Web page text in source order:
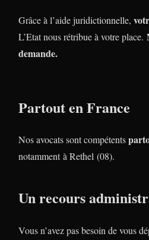
Grâce à l’aide juridictionnelle,
L’Etat nous rétribue à votre place.
demande.
Partout en France
Nos avocats sont compétents
notamment à Rethel (08).
Un recours
Vous n’avez pas besoin de vous